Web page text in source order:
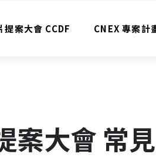
提案大會 CCDF CNEX 專案計
案大會 常